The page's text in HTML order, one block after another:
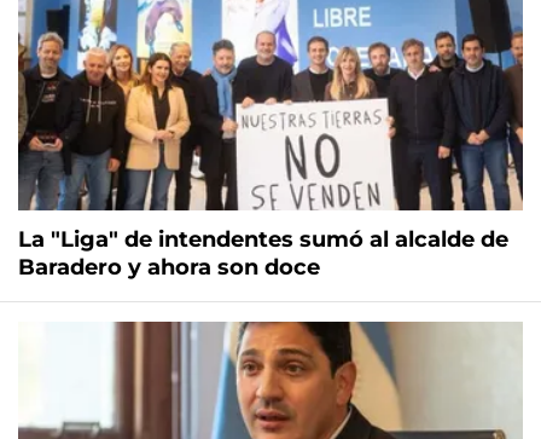
La "Liga" de intendentes sumó al alcalde de
Baradero y ahora son doce